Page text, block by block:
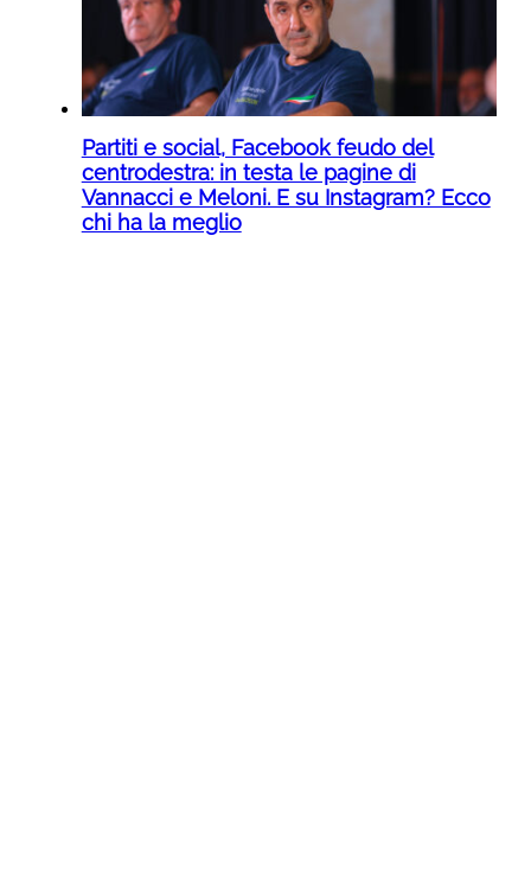
Partiti e social, Facebook feudo del
centrodestra: in testa le pagine di
Vannacci e Meloni. E su Instagram? Ecco
chi ha la meglio